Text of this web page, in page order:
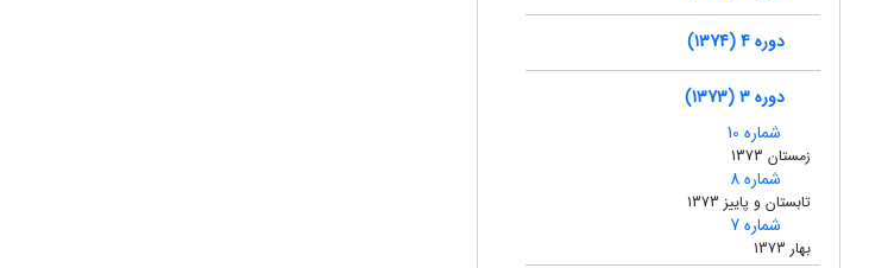
دوره 4 (1374)
دوره 3 (1373)
شماره 10
زمستان 1373
شماره 8
تابستان و پاییز 1373
شماره 7
بهار 1373